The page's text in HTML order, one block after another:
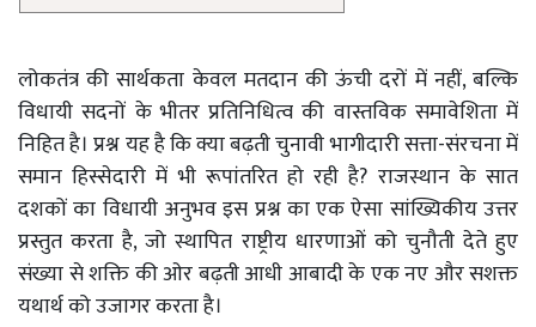
लोकतंत्र की सार्थकता केवल मतदान की ऊंची दरों में नहीं, बल्कि
विधायी सदनों के भीतर प्रतिनिधित्व की वास्तविक समावेशिता में
निहित है। प्रश्न यह है कि क्या बढ़ती चुनावी भागीदारी सत्ता-संरचना में
समान हिस्सेदारी में भी रूपांतरित हो रही है? राजस्थान के सात
दशकों का विधायी अनुभव इस प्रश्न का एक ऐसा सांख्यिकीय उत्तर
प्रस्तुत करता है, जो स्थापित राष्ट्रीय धारणाओं को चुनौती देते हुए
संख्या से शक्ति की ओर बढ़ती आधी आबादी के एक नए और सशक्त
यथार्थ को उजागर करता है।